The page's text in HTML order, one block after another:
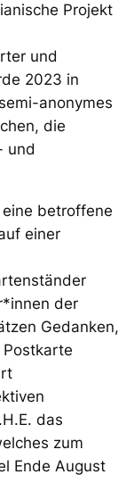
Projekt
und
2023 in
anonymes
die
und
betroffene
einer
der
Gedanken,
das
zum
Ende August